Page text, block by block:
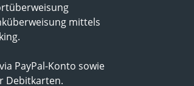
mittels
PayPal-Konto sowie
Debitkarten.